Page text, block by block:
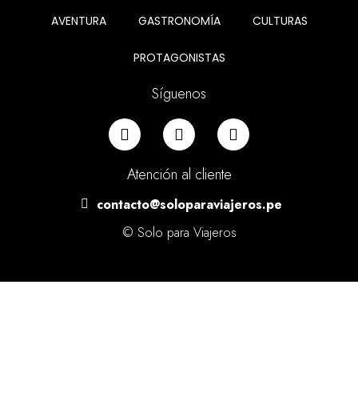
AVENTURA GASTRONOMÍA CULTURAS
PROTAGONISTAS
Síguenos
Atención al cliente
contacto@soloparaviajeros.pe
© Solo para Viajeros